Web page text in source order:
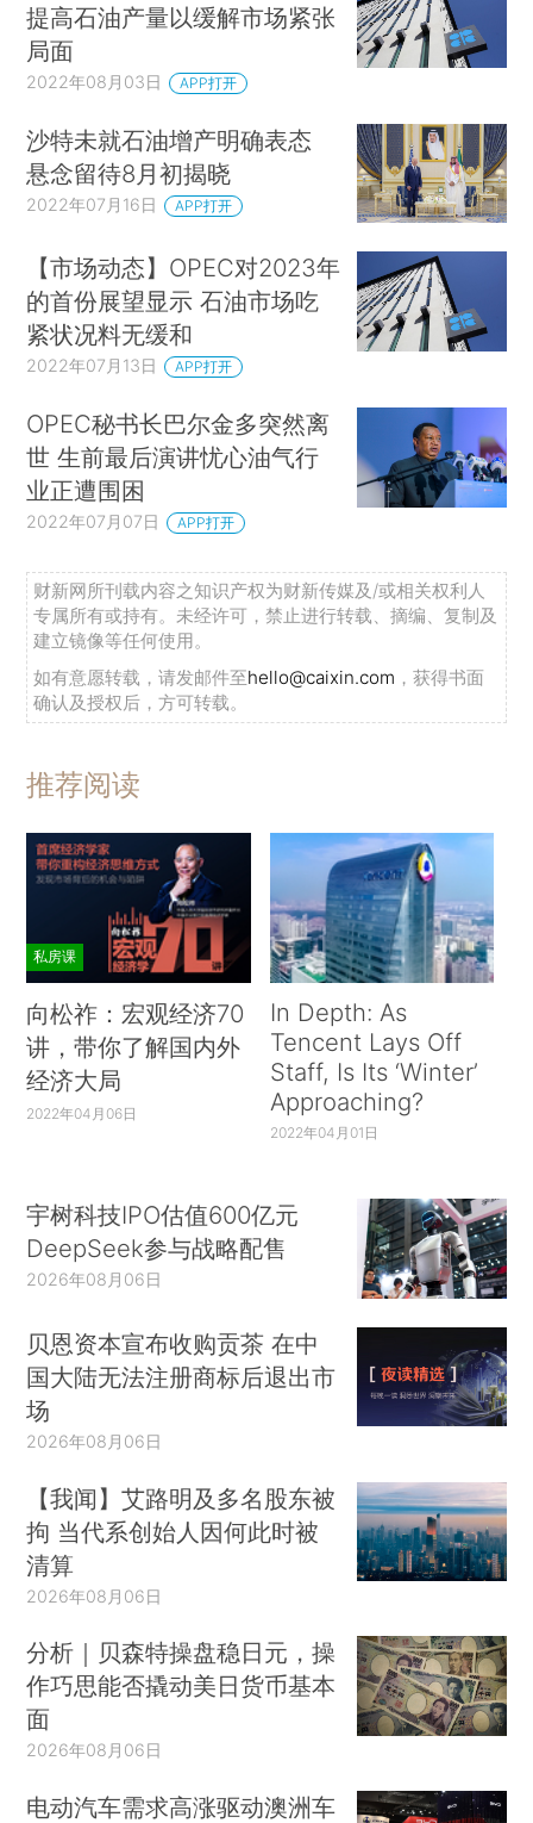
提高石油产量以缓解市场紧张
局面
2022年08月03日 APP打开
沙特未就石油增产明确表态
悬念留待8月初揭晓
2022年07月16日 APP打开
【市场动态】OPEC对2023年
的首份展望显示 石油市场吃
紧状况料无缓和
2022年07月13日 APP打开
OPEC秘书长巴尔金多突然离
世 生前最后演讲忧心油气行
业正遭围困
2022年07月07日 APP打开
财新网所刊载内容之知识产权为财新传媒及/或相关权利人
专属所有或持有。未经许可，禁止进行转载、摘编、复制及
建立镜像等任何使用。
如有意愿转载，请发邮件至hello@caixin.com ，获得书面
确认及授权后，方可转载。
推荐阅读
私房课
向松祚：宏观经济70
讲，带你了解国内外
经济大局
2022年04月06日
In Depth: As
Tencent Lays Off
Staff, Is Its ‘Winter’
Approaching?
2022年04月01日
宇树科技IPO估值600亿元
DeepSeek参与战略配售
2026年08月06日
贝恩资本宣布收购贡茶 在中
国大陆无法注册商标后退出市
场
2026年08月06日
【我闻】艾路明及多名股东被
拘 当代系创始人因何此时被
清算
2026年08月06日
分析｜贝森特操盘稳日元，操
作巧思能否撬动美日货币基本
面
2026年08月06日
电动汽车需求高涨驱动澳洲车